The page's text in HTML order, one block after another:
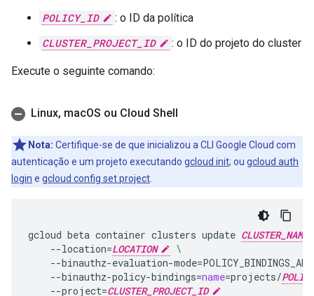
POLICY_ID
: o ID da política
CLUSTER_PROJECT_ID
: o ID do projeto do cluster
Execute o seguinte comando:
Linux, macOS ou Cloud Shell
Nota: Certifique-se de que inicializou a CLI Google Cloud com
autenticação e um projeto executando gcloud init; ou gcloud auth
login e gcloud config set project
gcloud beta container clusters update CLUSTER_NAME
--location=LOCATION
\
--binauthz-evaluation-mode=
--binauthz-policy-bindings=name=projects/
--project=CLUSTER_PROJECT_ID